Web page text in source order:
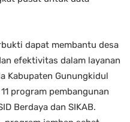
dapat membantu desa
efektivitas dalam layanan
Kabupaten Gunungkidul
program pembangunan
Berdaya dan SIKAB.